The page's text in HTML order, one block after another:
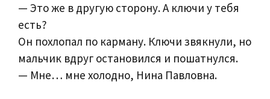
— Это же в другую сторону. А ключи у тебя
есть?
Он похлопал по карману. Ключи звякнули, но
мальчик вдруг остановился и пошатнулся.
— Мне… мне холодно, Нина Павловна.